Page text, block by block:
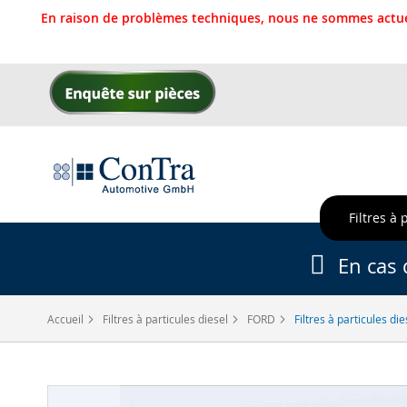
En raison de problèmes techniques, nous ne sommes
Allez
Filtres à
Accueil Filtres à particules diesel FORD Filtres à particules
En